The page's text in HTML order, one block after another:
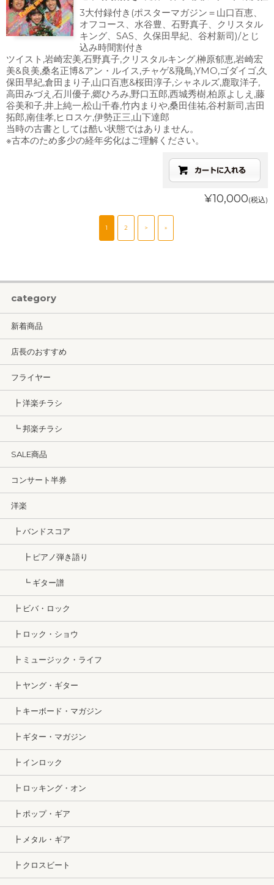
3大付録付き(ポスターマガジン＝山口百恵、
オフコース、水谷豊、石野真子、クリスタル
キング、SAS、久保田早紀、谷村新司)/とじ
込み時間割付き
ツイスト,岩崎宏美,石野真子,クリスタルキング,榊原郁恵,岩崎宏
美&良美,桑名正博&アン・ルイス,チャゲ&飛鳥,YMO,ゴダイゴ,久
保田早紀,倉田まり子,山口百恵&桜田淳子,シャネルズ,鹿取洋子,
高田みづえ,石川優子,郷ひろみ,野口五郎,西城秀樹,柏原よしえ,藤
谷美和子,井上純一,松山千春,竹内まりや,桑田佳祐,谷村新司,吉田
拓郎,南佳孝,ヒロスケ,伊勢正三,山下達郎
当時の古書としては酷い状態ではありません。
※古本のため多少の経年劣化はご理解ください。
¥10,000(税込)
1 2 > »
category
新着商品
店長のおすすめ
フライヤー
┣ 洋楽チラシ
┗ 邦楽チラシ
SALE商品
コンサート半券
洋楽
┣ バンドスコア
┣ ピアノ弾き語り
┗ ギター譜
┣ ビバ・ロック
┣ ロック・ショウ
┣ ミュージック・ライフ
┣ ヤング・ギター
┣ キーボード・マガジン
┣ ギター・マガジン
┣ インロック
┣ ロッキング・オン
┣ ポップ・ギア
┣ メタル・ギア
┣ クロスビート